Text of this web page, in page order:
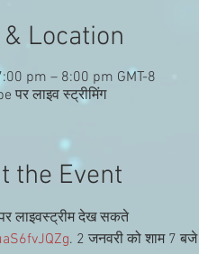
Location
pm – 8:00 pm GMT-8
पर लाइव स्ट्रीमिंग
the Event
लाइवस्ट्रीम देख सकते
. 2 जनवरी को शाम 7